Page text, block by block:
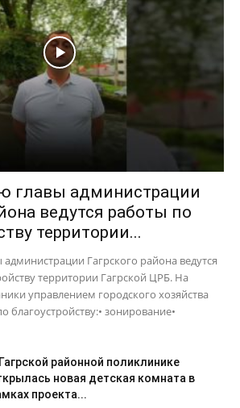
главы администрации
ведутся работы по
территории...
Гагрского района ведутся
территории Гагрской ЦРБ. На
управлением городского хозяйства
благоустройству:• зонирование•
районной поликлинике
новая детская комната в
проекта...